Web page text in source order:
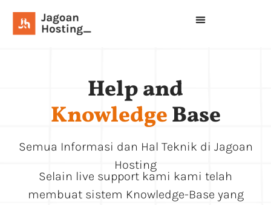
Help and
KnowledgeBase
Semua Informasi dan Hal Teknik di Jagoan
Hosting
Selain live support kami kami telah
membuat sistem Knowledge-Base yang